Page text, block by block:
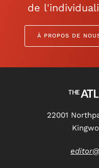
de
À PROPOS DE
22001